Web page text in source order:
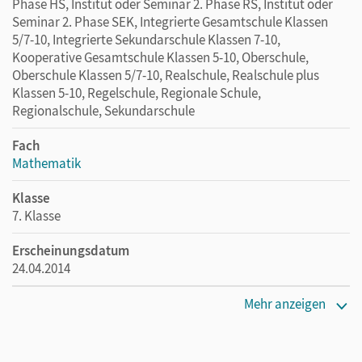
Phase HS, Institut oder Seminar 2. Phase RS, Institut oder
Seminar 2. Phase SEK, Integrierte Gesamtschule Klassen
5/7-10, Integrierte Sekundarschule Klassen 7-10,
Kooperative Gesamtschule Klassen 5-10, Oberschule,
Oberschule Klassen 5/7-10, Realschule, Realschule plus
Klassen 5-10, Regelschule, Regionale Schule,
Regionalschule, Sekundarschule
Fach
Mathematik
Klasse
7. Klasse
Erscheinungsdatum
24.04.2014
Mehr anzeigen